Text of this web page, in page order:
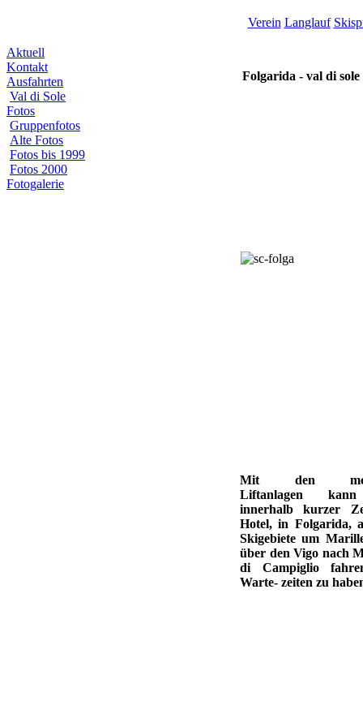
Verein Langlauf
Aktuell
Kontakt
Ausfahrten
Val di Sole
Fotos
Gruppenfotos
Alte Fotos
Fotos bis 1999
Fotos 2000
Fotogalerie
Folgarida - val di
Mit den
Liftanlagen
innerhalb kurzer
Hotel, in Folgarida,
Skigebiete um
über den Vigo nach
di Campiglio
Warte- zeiten zu